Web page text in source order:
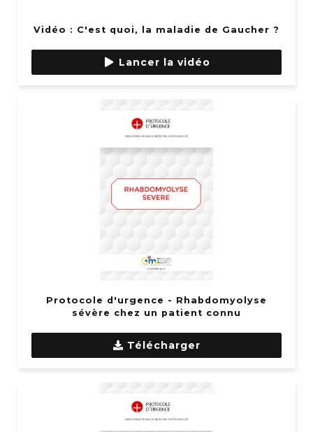
Vidéo : C'est quoi, la maladie de Gaucher ?
Lancer la vidéo
Protocole d'urgence - Rhabdomyolyse
sévère chez un patient connu
Télécharger